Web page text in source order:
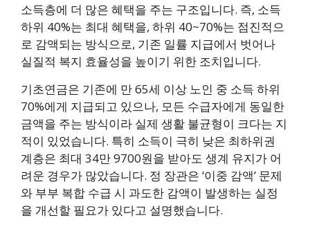
소득층에 더 많은 혜택을 주는 구조입니다. 즉, 소득
하위 40%는 최대 혜택을, 하위 40~70%는 점진적으
로 감액되는 방식으로, 기존 일률 지급에서 벗어나
실질적 복지 효율성을 높이기 위한 조치입니다.
기초연금은 기존에 만 65세 이상 노인 중 소득 하위
70%에게 지급되고 있으나, 모든 수급자에게 동일한
금액을 주는 방식이라 실제 생활 불균형이 크다는 지
적이 있었습니다. 특히 소득이 극히 낮은 최하위권
계층은 최대 34만 9700원을 받아도 생계 유지가 어
려운 경우가 많았습니다. 정 장관은 ‘이중 감액’ 문제
와 부부 복합 수급 시 과도한 감액이 발생하는 실정
을 개선할 필요가 있다고 설명했습니다.